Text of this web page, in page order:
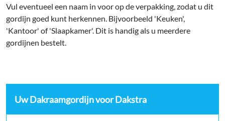
Vul eventueel een naam in voor op de verpakking, zodat u dit
gordijn goed kunt herkennen. Bijvoorbeeld 'Keuken',
'Kantoor' of 'Slaapkamer'. Dit is handig als u meerdere
gordijnen bestelt.
Uw Dakraamgordijn voor Dakstra